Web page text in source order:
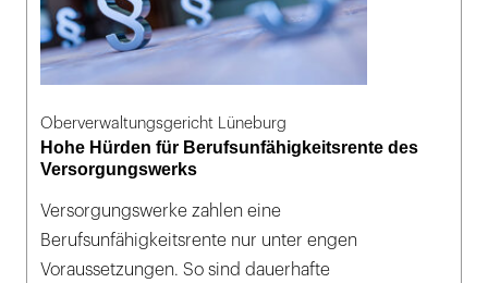
Oberverwaltungsgericht Lüneburg
Hohe Hürden für Berufsunfähigkeitsrente des
Versorgungswerks
Versorgungswerke zahlen eine
Berufsunfähigkeitsrente nur unter engen
Voraussetzungen. So sind dauerhafte